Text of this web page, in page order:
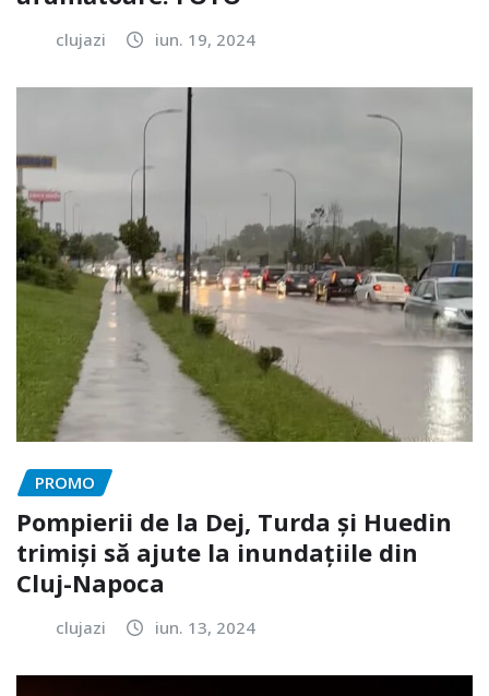
clujazi iun. 19, 2024
PROMO
Pompierii de la Dej, Turda și Huedin
trimiși să ajute la inundațiile din
Cluj-Napoca
clujazi iun. 13, 2024